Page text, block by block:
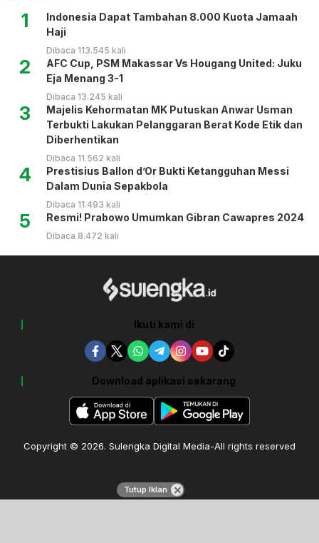
1
Indonesia Dapat Tambahan 8.000 Kuota Jamaah
Haji
Dibaca 113.545 kali
2
AFC Cup, PSM Makassar Vs Hougang United: Juku
Eja Menang 3-1
Dibaca 13.245 kali
3
Majelis Kehormatan MK Putuskan Anwar Usman
Terbukti Lakukan Pelanggaran Berat Kode Etik dan
Diberhentikan
Dibaca 11.562 kali
4
Prestisius Ballon d’Or Bukti Ketangguhan Messi
Dalam Dunia Sepakbola
Dibaca 11.493 kali
5 Resmi! Prabowo Umumkan Gibran Cawapres 2024
Dibaca 8.472 kali
Ikuti kami di
Download aplikasi sekarang
Copyright © 2026. Sulengka Digital Media-All rights reserved
Tutup Iklan